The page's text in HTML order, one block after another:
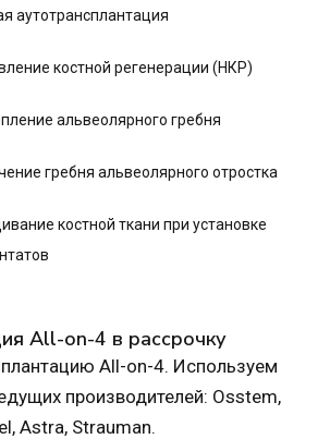
аутотрансплантация
костной регенерации (НКР)
альвеолярного гребня
гребня альвеолярного отростка
костной ткани при установке
All-on-4 в рассрочку
All-on-4. Используем
производителей: Osstem,
Astra, Strauman.